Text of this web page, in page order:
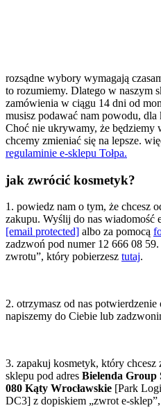
rozsądne wybory wymagają
to rozumiemy. Dlatego w naszym
zamówienia w ciągu 14 dni od
musisz podawać nam powodu,
Choć nie ukrywamy, że będziemy
chcemy zmieniać się na lepsze.
regulaminie e-sklepu Tołpa.
jak zwrócić kosmetyk?
1. powiedz nam o tym, że chcesz
zakupu. Wyślij do nas wiadomość
[email protected] albo za pomocą
zadzwoń pod numer 12 666 08
zwrotu”, który pobierzesz tutaj.
2. otrzymasz od nas
napiszemy do Ciebie lub
3. zapakuj kosmetyk, który
sklepu pod adres Bielenda Group
080 Kąty Wrocławskie [Park
DC3] z dopiskiem „zwrot e-sklep”,